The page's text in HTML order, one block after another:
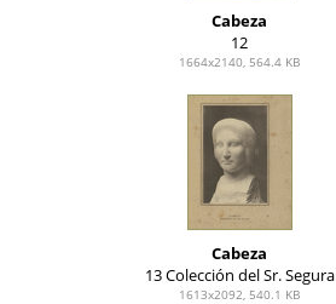
Cabeza
12
1664x2140, 564.4 KB
Cabeza
13 Colección del Sr. Segura
1613x2092, 540.1 KB